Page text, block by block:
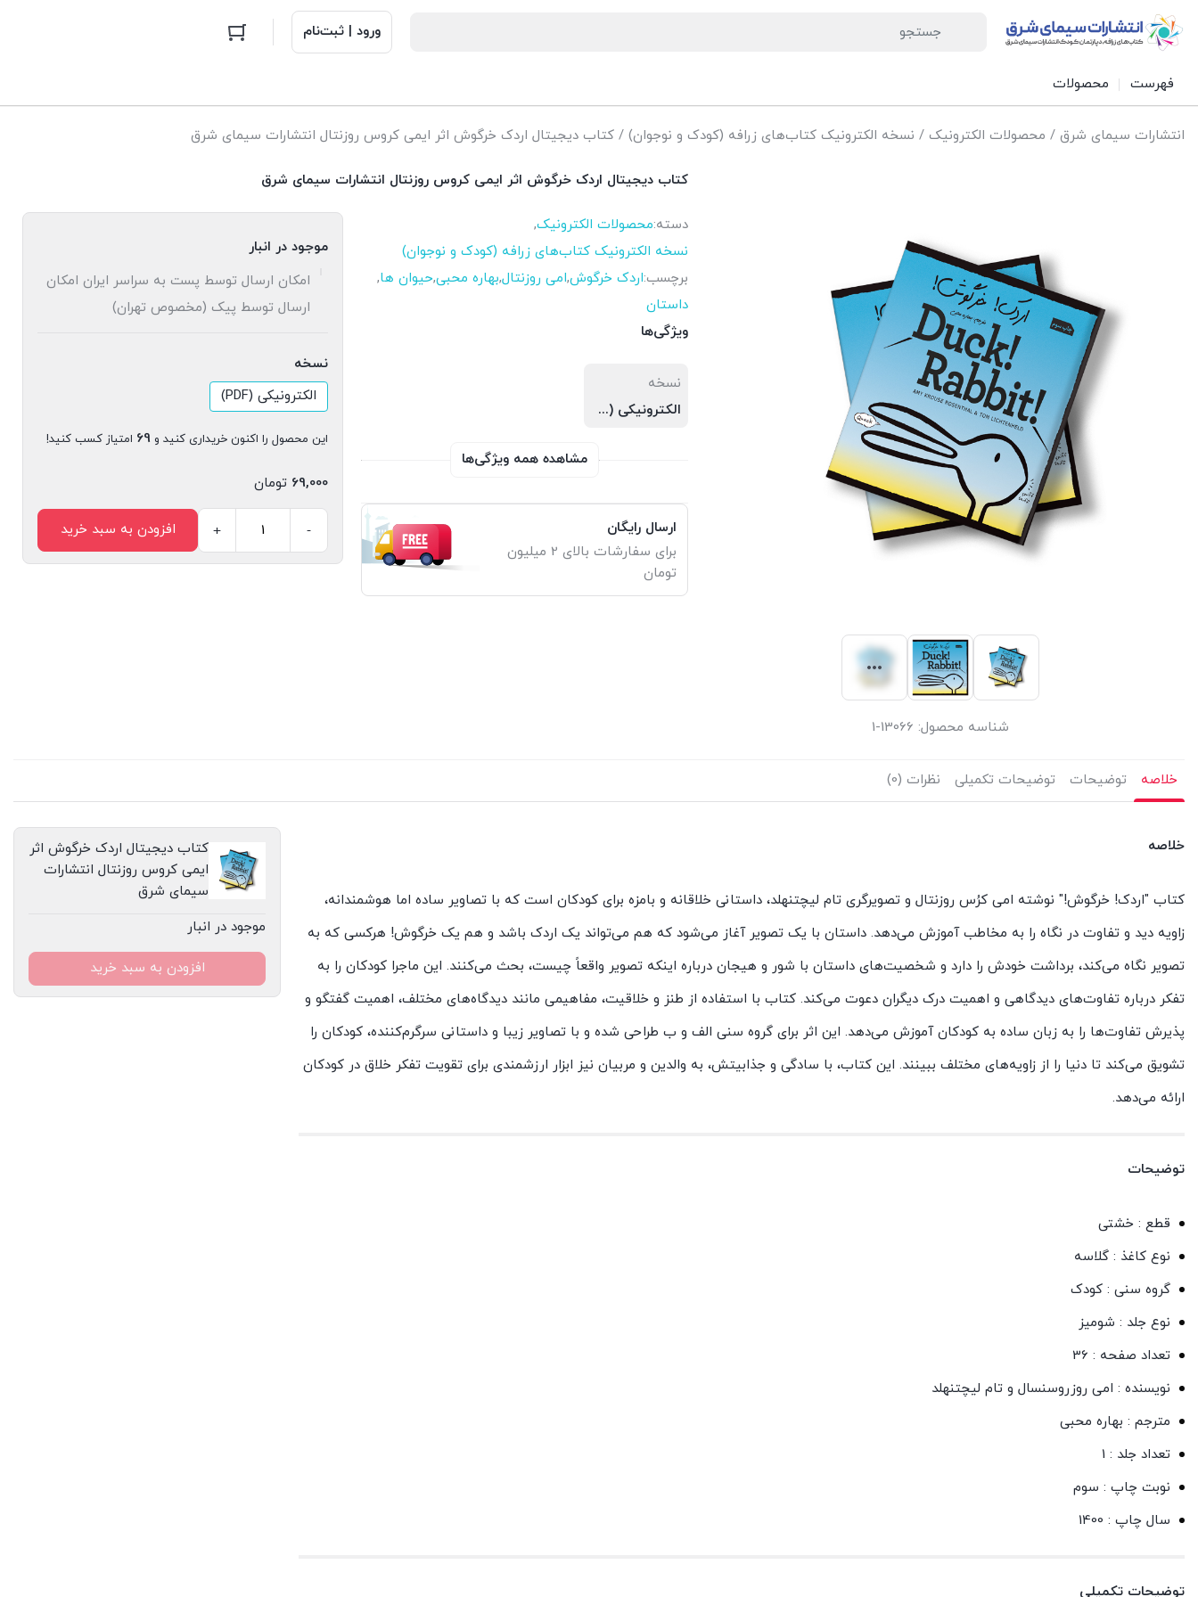
ورود | ثبت‌نام
فهرست محصولات
انتشارات سیمای شرق / محصولات الکترونیک / نسخه الکترونیک کتاب‌های زرافه (کودک و نوجوان) / کتاب دیجیتال اردک خرگوش اثر ایمی کروس روزنتال انتشارات سیمای شرق
شناسه محصول: 13066-1
کتاب دیجیتال اردک خرگوش اثر ایمی کروس روزنتال انتشارات سیمای شرق
دسته:محصولات الکترونیک,
نسخه الکترونیک کتاب‌های زرافه (کودک و نوجوان)
برچسب:اردک خرگوش,امی روزنتال,بهاره محبی,حیوان ها,
داستان
ویژگی‌ها
نسخه
الکترونیکی (PDF)
مشاهده همه ویژگی‌ها
ارسال رایگان
برای سفارشات بالای 2 میلیون
تومان
موجود در انبار
امکان ارسال توسط پست به سراسر ایران امکان
ارسال توسط پیک (مخصوص تهران)
نسخه
الکترونیکی (PDF)
این محصول را اکنون خریداری کنید و 69 امتیاز کسب کنید!
69,000 تومان
دیجیتال
-
+ افزودن به سبد خرید
خلاصه توضیحات توضیحات تکمیلی نظرات (0)
خلاصه
کتاب "اردک! خرگوش!" نوشته امی کرُس روزنتال و تصویرگری تام لیچتنهلد، داستانی خلاقانه و بامزه برای کودکان است که با تصاویر ساده اما هوشمندانه،
زاویه دید و تفاوت در نگاه را به مخاطب آموزش می‌دهد. داستان با یک تصویر آغاز می‌شود که هم می‌تواند یک اردک باشد و هم یک خرگوش! هرکسی که به
تصویر نگاه می‌کند، برداشت خودش را دارد و شخصیت‌های داستان با شور و هیجان درباره اینکه تصویر واقعاً چیست، بحث می‌کنند. این ماجرا کودکان را به
تفکر درباره تفاوت‌های دیدگاهی و اهمیت درک دیگران دعوت می‌کند. کتاب با استفاده از طنز و خلاقیت، مفاهیمی مانند دیدگاه‌های مختلف، اهمیت گفتگو و
پذیرش تفاوت‌ها را به زبان ساده به کودکان آموزش می‌دهد. این اثر برای گروه سنی الف و ب طراحی شده و با تصاویر زیبا و داستانی سرگرم‌کننده، کودکان را
تشویق می‌کند تا دنیا را از زاویه‌های مختلف ببینند. این کتاب، با سادگی و جذابیتش، به والدین و مربیان نیز ابزار ارزشمندی برای تقویت تفکر خلاق در کودکان
ارائه می‌دهد.
توضیحات
قطع : خشتی
نوع کاغذ : گلاسه
گروه سنی : کودک
نوع جلد : شومیز
تعداد صفحه : 36
نویسنده : امی روزروسنسال و تام لیچتنهلد
مترجم : بهاره محبی
تعداد جلد : 1
نوبت چاپ : سوم
سال چاپ : 1400
توضیحات تکمیلی
کتاب دیجیتال اردک خرگوش اثر
ایمی کروس روزنتال انتشارات
سیمای شرق
موجود در انبار
افزودن به سبد خرید